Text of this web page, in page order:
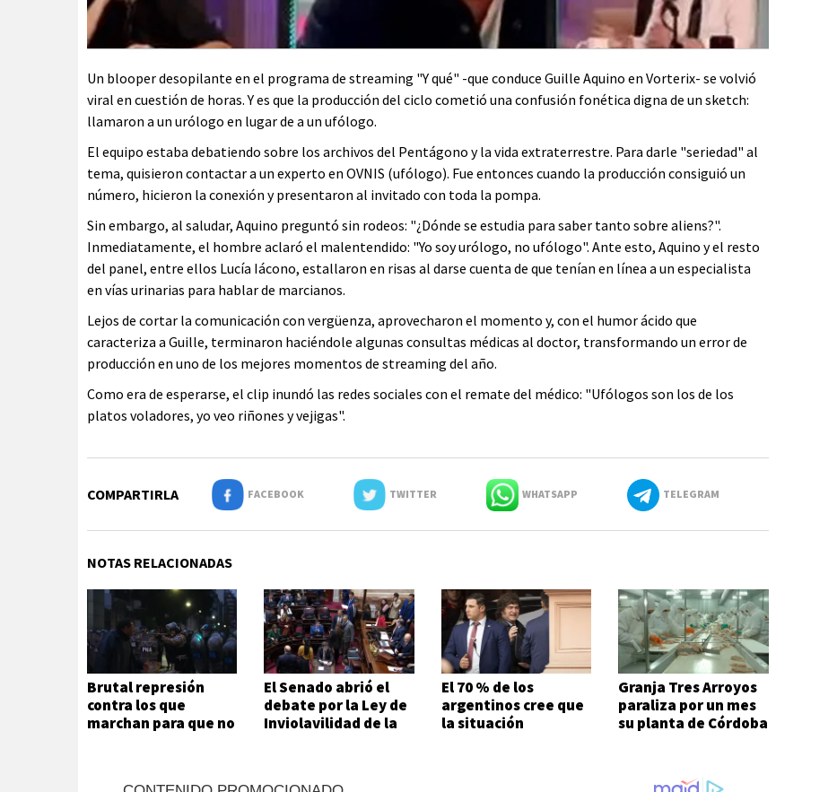
Un blooper desopilante en el programa de streaming "Y qué" -que conduce Guille Aquino en Vorterix- se volvió
viral en cuestión de horas. Y es que la producción del ciclo cometió una confusión fonética digna de un sketch:
llamaron a un urólogo en lugar de a un ufólogo.
El equipo estaba debatiendo sobre los archivos del Pentágono y la vida extraterrestre. Para darle "seriedad" al
tema, quisieron contactar a un experto en OVNIS (ufólogo). Fue entonces cuando la producción consiguió un
número, hicieron la conexión y presentaron al invitado con toda la pompa.
Sin embargo, al saludar, Aquino preguntó sin rodeos: "¿Dónde se estudia para saber tanto sobre aliens?".
Inmediatamente, el hombre aclaró el malentendido: "Yo soy urólogo, no ufólogo". Ante esto, Aquino y el resto
del panel, entre ellos Lucía Iácono, estallaron en risas al darse cuenta de que tenían en línea a un especialista
en vías urinarias para hablar de marcianos.
Lejos de cortar la comunicación con vergüenza, aprovecharon el momento y, con el humor ácido que
caracteriza a Guille, terminaron haciéndole algunas consultas médicas al doctor, transformando un error de
producción en uno de los mejores momentos de streaming del año.
Como era de esperarse, el clip inundó las redes sociales con el remate del médico: "Ufólogos son los de los
platos voladores, yo veo riñones y vejigas".
COMPARTIRLA FACEBOOK TWITTER WHATSAPP TELEGRAM
NOTAS RELACIONADAS
Brutal represión
contra los que
marchan para que no
El Senado abrió el
debate por la Ley de
Inviolavilidad de la
El 70 % de los
argentinos cree que
la situación
Granja Tres Arroyos
paraliza por un mes
su planta de Córdoba